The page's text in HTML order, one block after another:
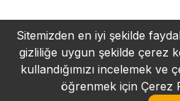
Sitemizden en iyi şekilde
gizliliğe uygun şekilde çerez
kullandığımızı incelemek
öğrenmek için Çerez